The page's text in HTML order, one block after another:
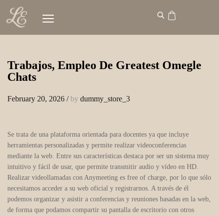
Trabajos, Empleo De Greatest Omegle
Chats
February 20, 2026 /by dummy_store_3
Se trata de una plataforma orientada para docentes ya que incluye
herramientas personalizadas y permite realizar videoconferencias
mediante la web. Entre sus características destaca por ser un sistema muy
intuitivo y fácil de usar, que permite transmitir audio y vídeo en HD.
Realizar videollamadas con Anymeeting es free of charge, por lo que sólo
necesitamos acceder a su web oficial y registrarnos. A través de él
podemos organizar y asistir a conferencias y reuniones basadas en la web,
de forma que podamos compartir su pantalla de escritorio con otros